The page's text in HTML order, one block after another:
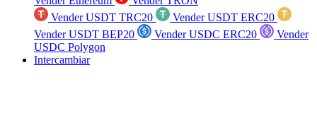
Vender USDT TRC20
Vender USDT ERC20
Vender USDT BEP20
Vender USDC ERC20
Vender
USDC Polygon
Intercambiar